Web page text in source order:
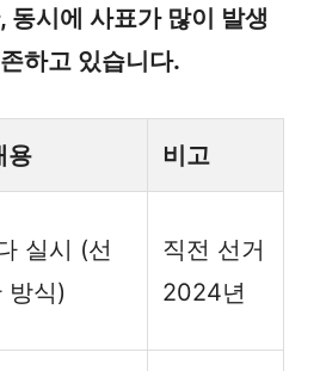
동시에 사표가 많이 발생
하고 있습니다.
용 비고
실시 (선
방식)
직전 선거
2024년